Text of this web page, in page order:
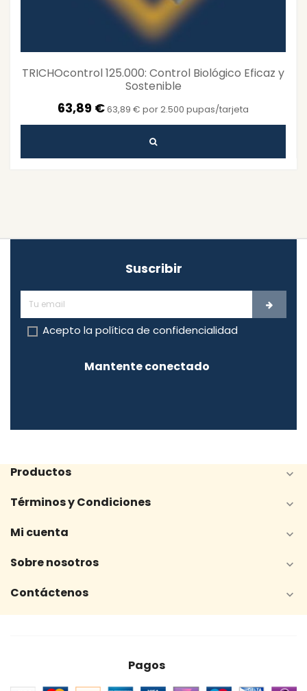
TRICHOcontrol 125.000: Control Biológico Eficaz y
Sostenible
63,89 €63,89 € por 2.500 pupas/tarjeta
Suscribir
Acepto la política de confidencialidad
Mantente conectado
Productos 
Términos y Condiciones 
Mi cuenta 
Sobre nosotros 
Contáctenos 
Pagos